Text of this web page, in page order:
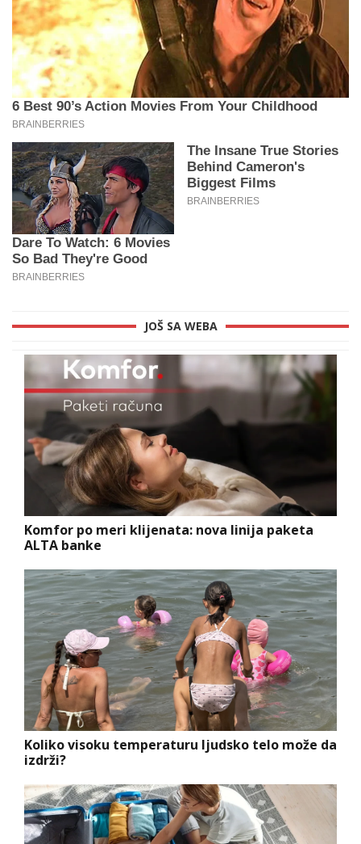
JOŠ SA WEBA
Komfor po meri klijenata: nova linija paketa
ALTA banke
Koliko visoku temperaturu ljudsko telo može da
izdrži?